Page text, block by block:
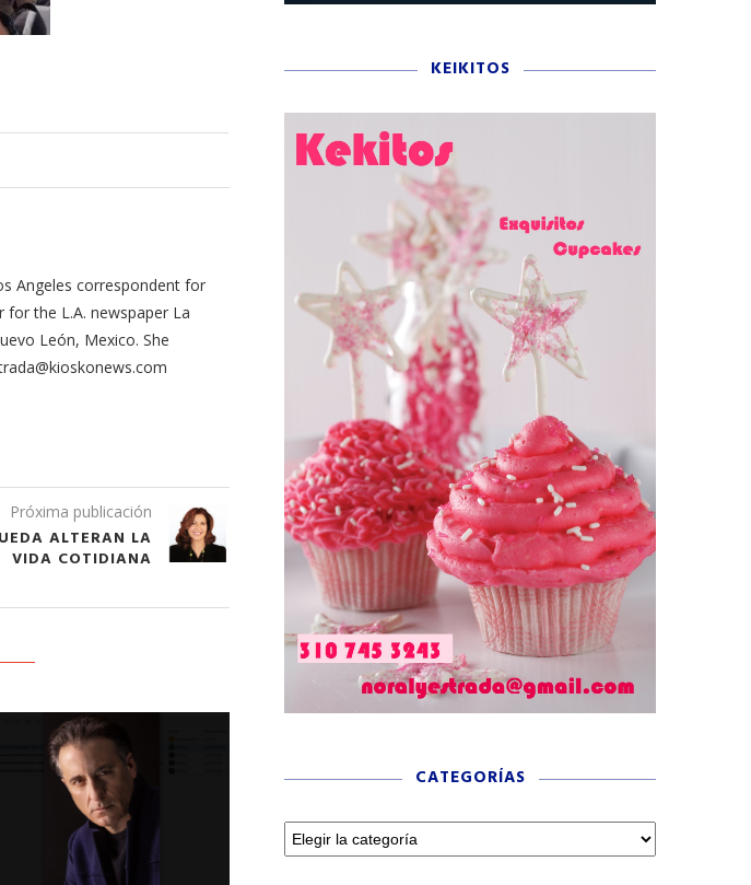
Angeles correspondent for
the L.A. newspaper La
León, Mexico. She
Próxima publicación
ALTERAN LA
VIDA COTIDIANA
KEIKITOS
CATEGORÍAS